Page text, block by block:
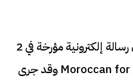
الجدل انطلق بعد تداول عنوان رسالة إلكترونية مؤرخة في 2
أبريل 2017 تحمل عبارة Moroccan for sale وقد جرى